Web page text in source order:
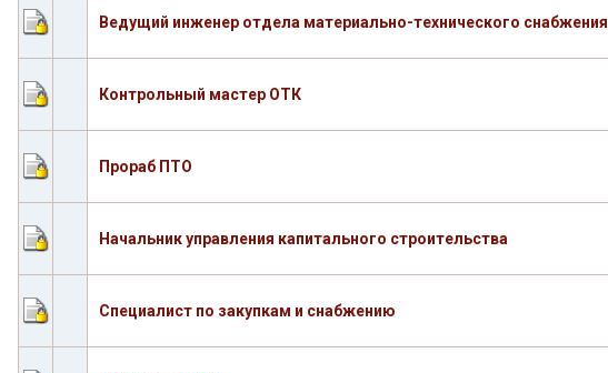
Ведущий инженер отдела материально-технического снабжения
Контрольный мастер ОТК
Прораб ПТО
Начальник управления капитального строительства
Специалист по закупкам и снабжению